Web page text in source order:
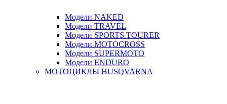
Модели NAKED
Модели TRAVEL
Модели SPORTS TOURER
Модели MOTOCROSS
Модели SUPERMOTO
Модели ENDURO
МОТОЦИКЛЫ HUSQVARNA